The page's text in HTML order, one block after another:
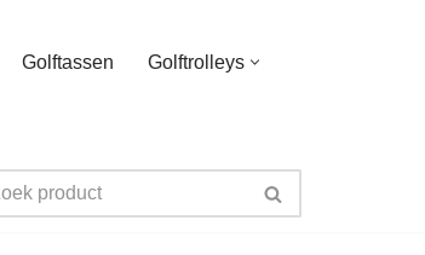
Golftassen
Golftrolleys